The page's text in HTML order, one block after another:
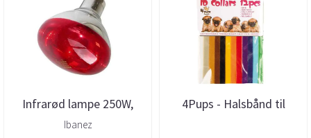
Infrarød lampe 250W,
Ibanez
Ibanez
4Pups - Halsbånd til